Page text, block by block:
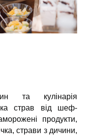
та кулінарія
страв від шеф-
продукти,
страви з дичини,